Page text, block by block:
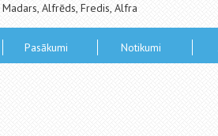
Alfrēds, Fredis, Alfra
Pasākumi Notikumi